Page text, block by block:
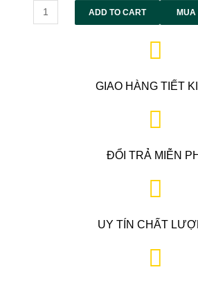
ADD TO CART MUA
Alternative:
GIAO HÀNG TIẾT
ĐỔI TRẢ MIỄN PHÍ
UY TÍN CHẤT